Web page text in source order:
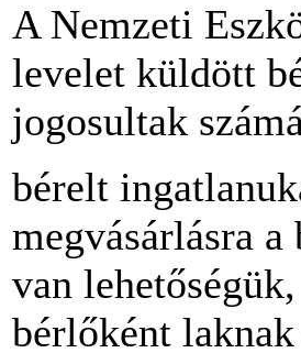
A Nemzeti
levelet küldött
jogosultak
bérelt
megvásárlásra
van
bérlőként